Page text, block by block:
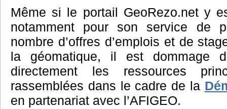
Même si le portail GeoRezo.net y
notamment pour son service de
nombre d’offres d’emplois et de
la géomatique, il est dommage
directement les ressources
rassemblées dans le cadre de la
en partenariat avec l’AFIGEO.